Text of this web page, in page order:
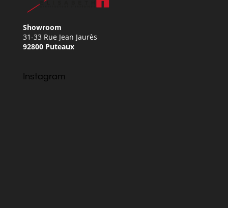
Showroom
31-33 Rue Jean Jaurès
92800 Puteaux
Instagram